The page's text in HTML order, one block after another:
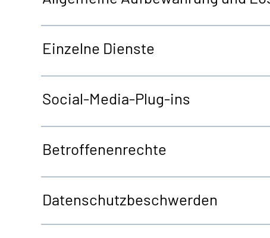
Einzelne Dienste
Social-Media-Plug-ins
Betroffenenrechte
Datenschutzbeschwerden